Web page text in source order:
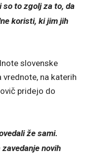
to zgolj za to, da
koristi, ki jim jih
slovenske
na katerih
pridejo do
že sami.
novih